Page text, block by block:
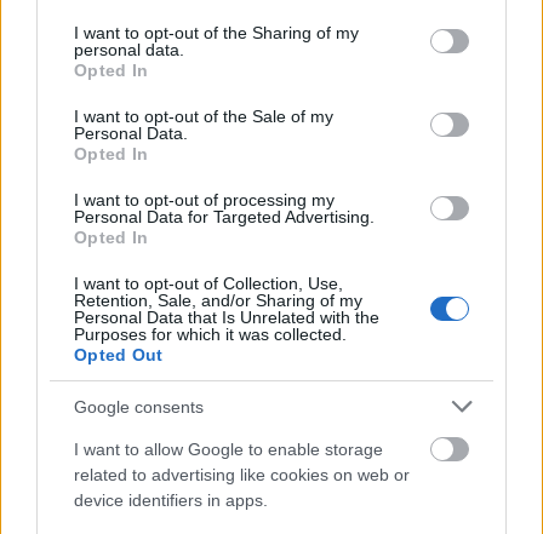
not limited to your visit or usage behaviour. You may click to
grant or deny consent to Google and its third-party tags to
use your data for below specified purposes in below Google
consent section.
I want to opt-out of the Sharing of my
personal data.
Opted In
I want to opt-out of the Sale of my
Personal Data.
Opted In
I want to opt-out of processing my
Personal Data for Targeted Advertising.
Opted In
I want to opt-out of Collection, Use,
Retention, Sale, and/or Sharing of my
Personal Data that Is Unrelated with the
Purposes for which it was collected.
Opted Out
Google consents
I want to allow Google to enable storage
related to advertising like cookies on web or
device identifiers in apps.
Forrás: MTI
Zene Betegség Baleset Bono
ELSTARTOLT A MŰVÉSZETEK VÖLGYE